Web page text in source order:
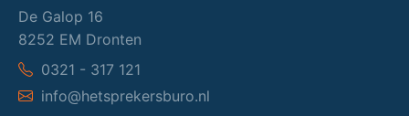
De Galop 16
8252 EM Dronten
0321 - 317 121
info@hetsprekersburo.nl